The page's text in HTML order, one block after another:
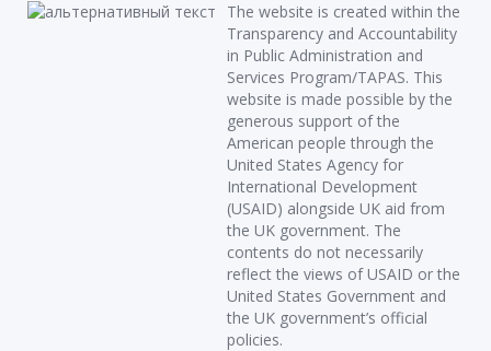
The website is created within the
Transparency and Accountability
in Public Administration and
Services Program/TAPAS. This
website is made possible by the
generous support of the
American people through the
United States Agency for
International Development
(USAID) alongside UK aid from
the UK government. The
contents do not necessarily
reflect the views of USAID or the
United States Government and
the UK government’s official
policies.